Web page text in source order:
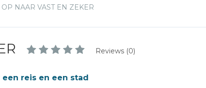
OP NAAR VAST EN ZEKER
Reviews (0)
een reis en een stad